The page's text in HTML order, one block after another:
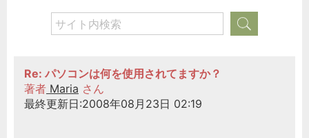
Re: パソコンは何を使用されてますか？
著者 Maria さん
最終更新日:2008年08月23日 02:19